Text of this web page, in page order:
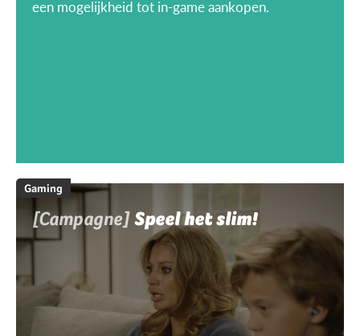
een mogelijkheid tot in-game aankopen.
Gaming
[Campagne]Speel het slim!